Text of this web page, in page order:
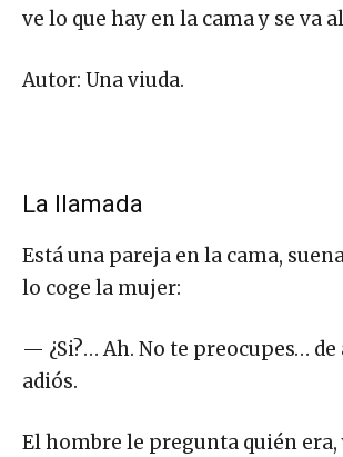
ve lo que hay en la cama y se va
Autor: Una viuda.
La llamada
Está una pareja en la cama,
lo coge la mujer:
— ¿Si?… Ah. No te preocupes… de
adiós.
El hombre le pregunta quién